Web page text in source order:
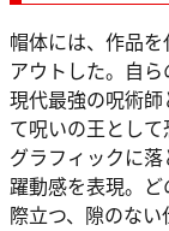
帽体には、作品
アウトした。自
現代最強の呪術
て呪いの王とし
グラフィックに
躍動感を表現。
際立つ、隙のない